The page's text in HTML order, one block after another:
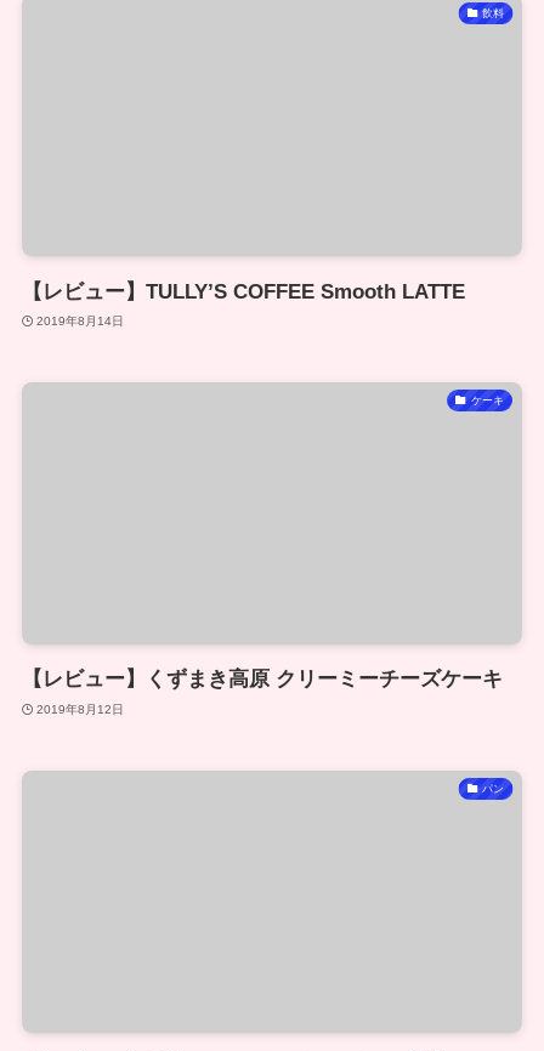
飲料
【レビュー】TULLY’S COFFEE Smooth LATTE
2019年8月14日
ケーキ
【レビュー】くずまき高原 クリーミーチーズケーキ
2019年8月12日
パン